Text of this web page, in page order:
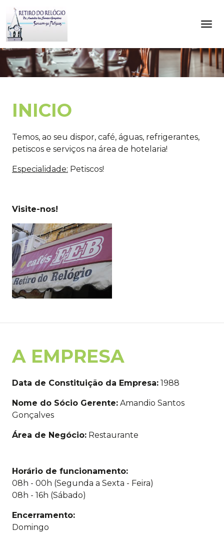
INICIO
Temos, ao seu dispor, café, águas, refrigerantes,
petiscos e serviços na área de hotelaria!
Especialidade: Petiscos!
Visite-nos!
A EMPRESA
Data de Constituição da Empresa: 1988
Nome do Sócio Gerente: Amandio Santos
Gonçalves
Área de Negócio: Restaurante
Horário de funcionamento:
08h - 00h (Segunda a Sexta - Feira)
08h - 16h (Sábado)
Encerramento:
Domingo